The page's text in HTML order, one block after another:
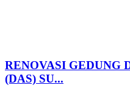
RENOVASI GEDUNG
(DAS) SU...